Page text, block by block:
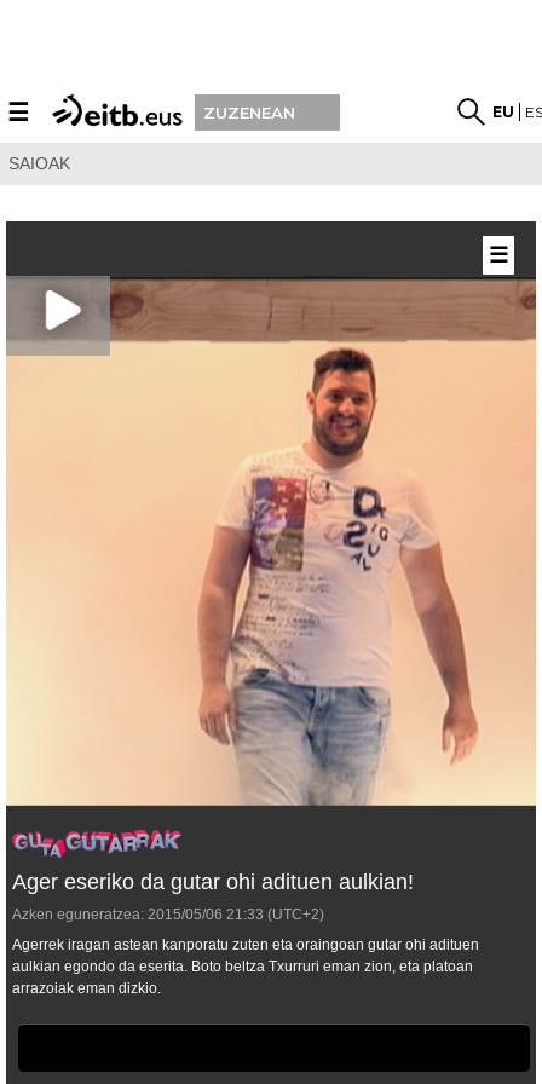
☰ ZUZENEAN EU
SAIOAK
Ager eseriko da gutar ohi adituen aulkian!
Azken eguneratzea: 2015/05/06 21:33 (UTC+2)
Agerrek iragan astean kanporatu zuten eta oraingoan gutar ohi adituen
aulkian egondo da eserita. Boto beltza Txurruri eman zion, eta platoan
arrazoiak eman dizkio.
☰